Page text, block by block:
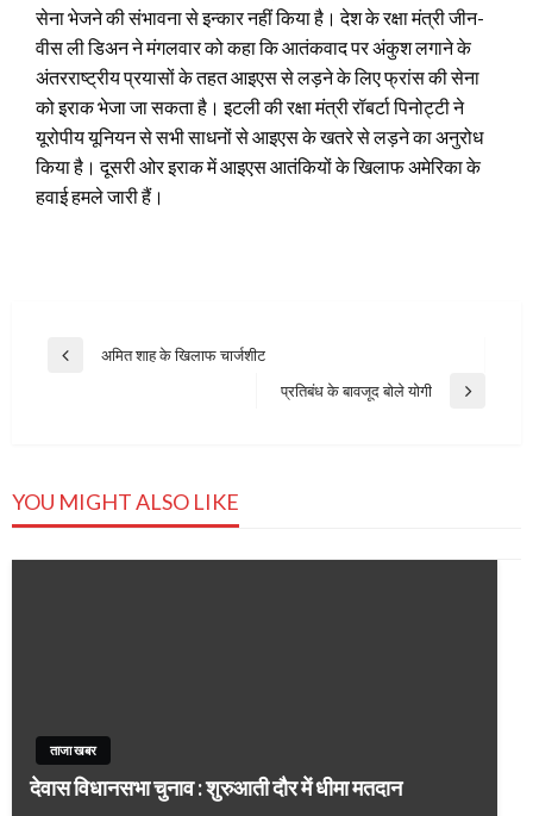
सेना भेजने की संभावना से इन्कार नहीं किया है। देश के रक्षा मंत्री जीन-
वीस ली डिअन ने मंगलवार को कहा कि आतंकवाद पर अंकुश लगाने के
अंतरराष्ट्रीय प्रयासों के तहत आइएस से लड़ने के लिए फ्रांस की सेना
को इराक भेजा जा सकता है। इटली की रक्षा मंत्री रॉबर्टा पिनोट्टी ने
यूरोपीय यूनियन से सभी साधनों से आइएस के खतरे से लड़ने का अनुरोध
किया है। दूसरी ओर इराक में आइएस आतंकियों के खिलाफ अमेरिका के
हवाई हमले जारी हैं।
Post
Previous
अमित शाह के खिलाफ चार्जशीट
Next
प्रतिबंध के बावजूद बोले योगी
YOU MIGHT ALSO LIKE
ताजा खबर
देवास विधानसभा चुनाव : शुरुआती दौर में धीमा मतदान